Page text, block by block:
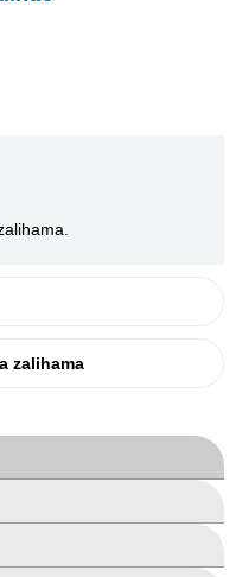
zalihama